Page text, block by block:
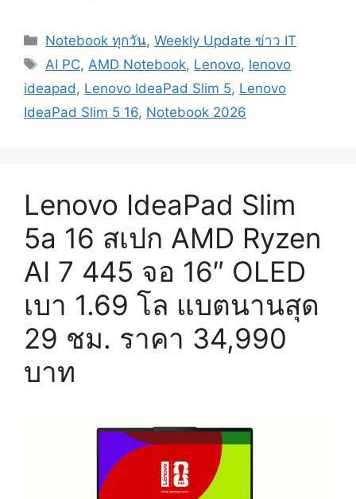
Categories
Notebook ทุกวัน,Weekly Update ข่าว IT
Tags
AI PC, AMD Notebook, Lenovo, lenovo
ideapad , Lenovo IdeaPad Slim 5, Lenovo
IdeaPad Slim 5 16, Notebook 2026
Lenovo IdeaPad Slim
5a 16 สเปก AMD Ryzen
AI 7 445 จอ 16″ OLED
เบา 1.69 โล แบตนานสุด
29 ชม. ราคา 34,990
บาท